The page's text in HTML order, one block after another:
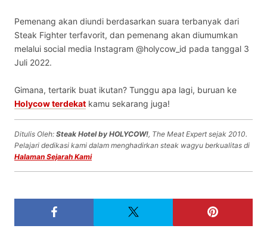
Pemenang akan diundi berdasarkan suara terbanyak dari
Steak Fighter terfavorit, dan pemenang akan diumumkan
melalui social media Instagram @holycow_id pada tanggal 3
Juli 2022.
Gimana, tertarik buat ikutan? Tunggu apa lagi, buruan ke
Holycow terdekat kamu sekarang juga!
Ditulis Oleh: Steak Hotel by HOLYCOW!, The Meat Expert sejak 2010.
Pelajari dedikasi kami dalam menghadirkan steak wagyu berkualitas di
Halaman Sejarah Kami